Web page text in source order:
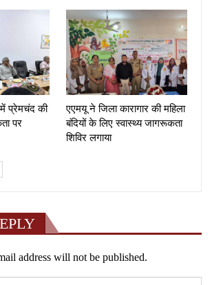
में प्रेमचंद की
पर
एएमयू ने जिला कारागार की महिला
बंदियों के लिए स्वास्थ्य जागरूकता
शिविर लगाया
address will not be published.